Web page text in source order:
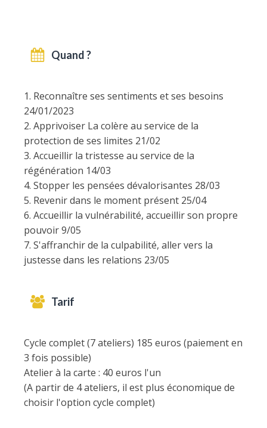
Quand ?
1. Reconnaître ses sentiments et ses besoins
24/01/2023
2. Apprivoiser La colère au service de la
protection de ses limites 21/02
3. Accueillir la tristesse au service de la
régénération 14/03
4. Stopper les pensées dévalorisantes 28/03
5. Revenir dans le moment présent 25/04
6. Accueillir la vulnérabilité, accueillir son propre
pouvoir 9/05
7. S'affranchir de la culpabilité, aller vers la
justesse dans les relations 23/05
Tarif
Cycle complet (7 ateliers) 185 euros (paiement en
3 fois possible)
Atelier à la carte : 40 euros l'un
(A partir de 4 ateliers, il est plus économique de
choisir l'option cycle complet)